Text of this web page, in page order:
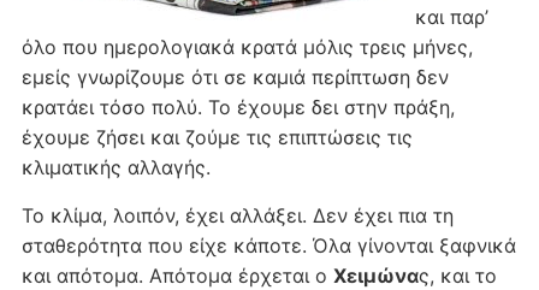
και παρ’
όλο που ημερολογιακά κρατά μόλις τρεις μήνες,
εμείς γνωρίζουμε ότι σε καμιά περίπτωση δεν
κρατάει τόσο πολύ. Το έχουμε δει στην πράξη,
έχουμε ζήσει και ζούμε τις επιπτώσεις τις
κλιματικής αλλαγής.
Το κλίμα, λοιπόν, έχει αλλάξει. Δεν έχει πια τη
σταθερότητα που είχε κάποτε. Όλα γίνονται ξαφνικά
και απότομα. Απότομα έρχεται ο Χειμώνας, και το